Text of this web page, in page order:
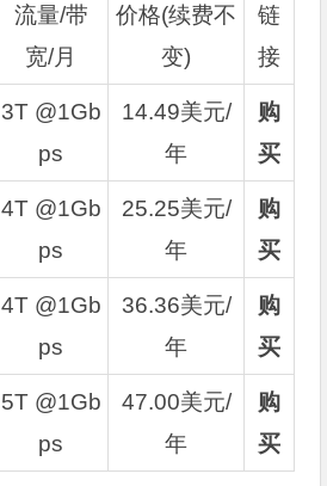
流量/带
宽/月
价格(续费不
变)
链
接
3T @1Gb
ps
14.49美元/
年
购
买
4T @1Gb
ps
25.25美元/
年
购
买
4T @1Gb
ps
36.36美元/
年
购
买
5T @1Gb
ps
47.00美元/
年
购
买